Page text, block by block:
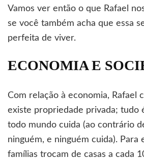
Vamos ver então o que Rafael
se você também acha que essa
perfeita de viver.
ECONOMIA E
Com relação à economia, Rafael
existe propriedade privada; tudo
todo mundo cuida (ao contrário
ninguém, e ninguém cuida). Para
famílias trocam de casas a cada